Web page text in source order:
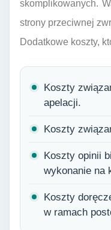
skomplikowanych.
strony przeciwnej
Dodatkowe koszty,
Koszty
apelacji.
Koszty
Koszty opinii
wykonanie na
Koszty
w ramach